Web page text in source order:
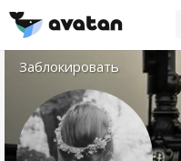
Заблокировать